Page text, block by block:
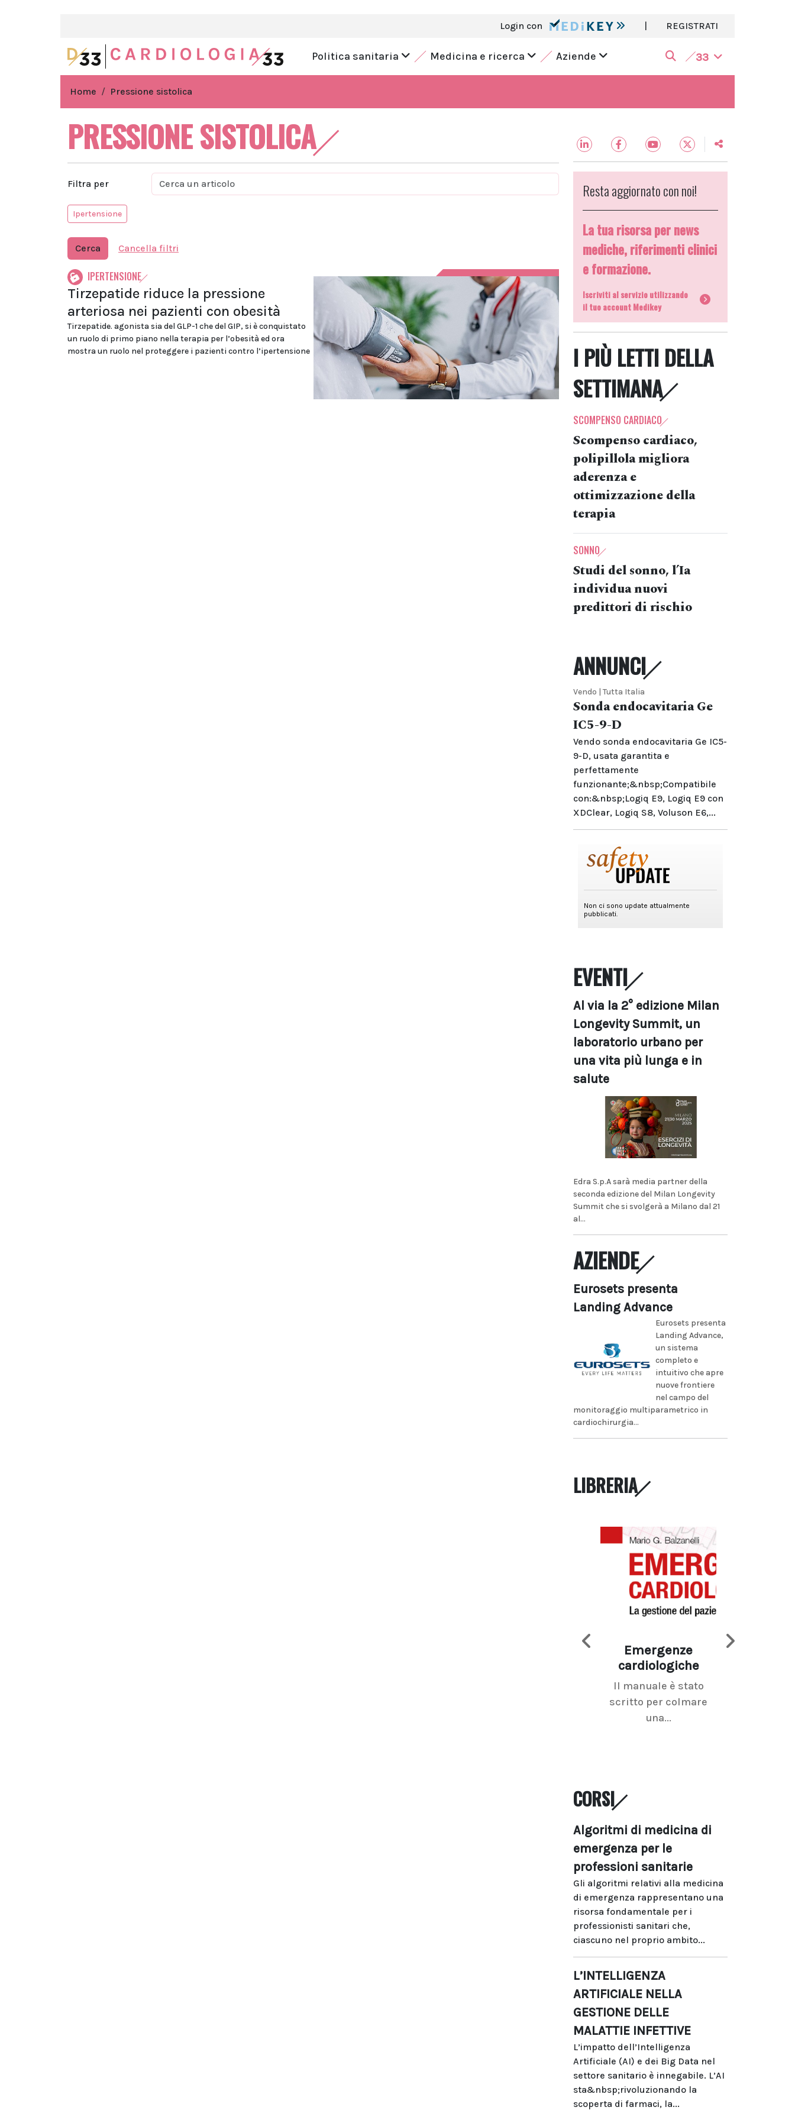
Login con | REGISTRATI
Politica sanitaria Medicina e ricerca Aziende 33
Home Pressione sistolica
PRESSIONE SISTOLICA
Filtra per
Ipertensione
Cerca Cancella filtri
IPERTENSIONE
Tirzepatide riduce la pressione
arteriosa nei pazienti con obesità
Tirzepatide. agonista sia del GLP-1 che del GIP, si è conquistato
un ruolo di primo piano nella terapia per l’obesità ed ora
mostra un ruolo nel proteggere i pazienti contro l’ipertensione
Resta aggiornato con noi!
La tua risorsa per news
mediche, riferimenti clinici
e formazione.
Iscriviti al servizio utilizzando
il tuo account Medikey
I PIÙ LETTI DELLA
SETTIMANA
SCOMPENSO CARDIACO
Scompenso cardiaco,
polipillola migliora
aderenza e
ottimizzazione della
terapia
SONNO
Studi del sonno, l’Ia
individua nuovi
predittori di rischio
ANNUNCI
Vendo | Tutta Italia
Sonda endocavitaria Ge
IC5-9-D
Vendo sonda endocavitaria Ge IC5-
9-D, usata garantita e
perfettamente
funzionante;&nbsp;Compatibile
con:&nbsp;Logiq E9, Logiq E9 con
XDClear, Logiq S8, Voluson E6,...
EVENTI
Al via la 2° edizione Milan
Longevity Summit, un
laboratorio urbano per
una vita più lunga e in
salute
Edra S.p.A sarà media partner della
seconda edizione del Milan Longevity
Summit che si svolgerà a Milano dal 21
al...
AZIENDE
Eurosets presenta
Landing Advance
Eurosets presenta
Landing Advance,
un sistema
completo e
intuitivo che apre
nuove frontiere
nel campo del
monitoraggio multiparametrico in
cardiochirurgia...
LIBRERIA
Emergenze
cardiologiche
Il manuale è stato
scritto per colmare
una...
CORSI
Algoritmi di medicina di
emergenza per le
professioni sanitarie
Gli algoritmi relativi alla medicina
di emergenza rappresentano una
risorsa fondamentale per i
professionisti sanitari che,
ciascuno nel proprio ambito...
L’INTELLIGENZA
ARTIFICIALE NELLA
GESTIONE DELLE
MALATTIE INFETTIVE
L’impatto dell’Intelligenza
Artificiale (AI) e dei Big Data nel
settore sanitario è innegabile. L’AI
sta&nbsp;rivoluzionando la
scoperta di farmaci, la...